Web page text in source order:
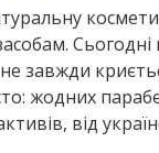
Сьогодні
завжди
жодних
від